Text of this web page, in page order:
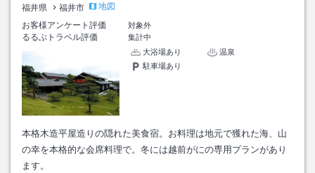
福井県 福井市
地図
お客様アンケート評価
対象外
るるぶトラベル評価
集計中
大浴場あり
温泉
駐車場あり
本格木造平屋造りの隠れた美食宿。お料理は地元で獲れた海、山
の幸を本格的な会席料理で。冬には越前がにの専用プランがあり
ます。